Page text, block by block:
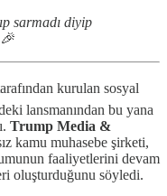
sarmadı diyip
kurulan sosyal
lansmanından bu yana
Trump Media &
kamu muhasebe şirketi,
faaliyetlerini devam
oluşturduğunu söyledi.